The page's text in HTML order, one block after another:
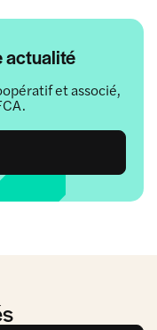
actualité
et associé,